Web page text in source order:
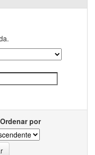
Ordenar por